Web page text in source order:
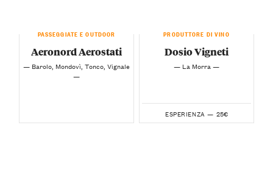
PASSEGGIATE E OUTDOOR
Aeronord Aerostati
— Barolo, Mondovì, Tonco, Vignale
—
PRODUTTORE DI VINO
Dosio Vigneti
— La Morra —
ESPERIENZA — 25€